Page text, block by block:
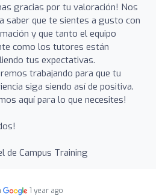
gracias por tu valoración! Nos
saber que te sientes a gusto con
y que tanto el equipo
como los tutores están
tus expectativas.
trabajando para que tu
siga siendo así de positiva.
aquí para lo que necesites!
de Campus Training
1 year ago